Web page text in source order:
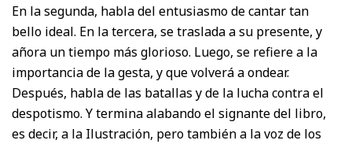
En la segunda, habla del entusiasmo de cantar tan
bello ideal. En la tercera, se traslada a su presente, y
añora un tiempo más glorioso. Luego, se refiere a la
importancia de la gesta, y que volverá a ondear.
Después, habla de las batallas y de la lucha contra el
despotismo. Y termina alabando el signante del libro,
es decir, a la Ilustración, pero también a la voz de los